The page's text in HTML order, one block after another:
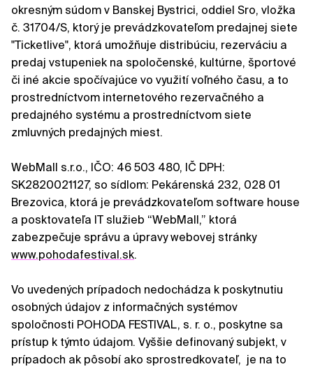
okresným súdom v Banskej Bystrici, oddiel Sro, vložka
č. 31704/S, ktorý je prevádzkovateľom predajnej siete
"Ticketlive", ktorá umožňuje distribúciu, rezerváciu a
predaj vstupeniek na spoločenské, kultúrne, športové
či iné akcie spočívajúce vo využití voľného času, a to
prostredníctvom internetového rezervačného a
predajného systému a prostredníctvom siete
zmluvných predajných miest.
WebMall s.r.o., IČO: 46 503 480, IČ DPH:
SK2820021127, so sídlom: Pekárenská 232, 028 01
Brezovica, ktorá je prevádzkovateľom software house
a posktovateľa IT služieb “WebMall,” ktorá
zabezpečuje správu a úpravy webovej stránky
www.pohodafestival.sk.
Vo uvedených prípadoch nedochádza k poskytnutiu
osobných údajov z informačných systémov
spoločnosti POHODA FESTIVAL, s. r. o., poskytne sa
prístup k týmto údajom. Vyššie definovaný subjekt, v
prípadoch ak pôsobí ako sprostredkovateľ, je na to